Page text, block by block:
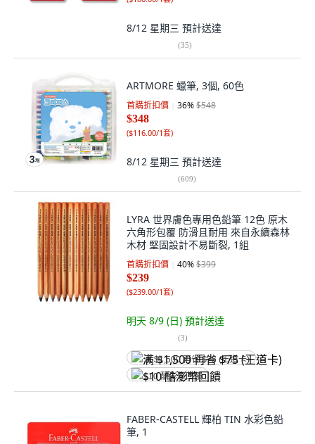
8/12 星期三 預計送達
(35)
ARTMORE 蠟筆, 3個, 60色
首購折扣價 36%$548
$348
($116.00/1套)
8/12 星期三 預計送達
(609)
LYRA 世界膚色專用色鉛筆 12色 原木
六角形包覆 防滑且耐用 來自永續森林
木材 堅固設計不易斷裂, 1組
首購折扣價 40%$399
$239
($239.00/1套)
明天 8/9 (日) 預計送達
(3)
满 $1,500 再省 $75 (王道卡)
$10 酷澎幣回饋
FABER-CASTELL 輝柏 TIN 水彩色鉛
筆, 1